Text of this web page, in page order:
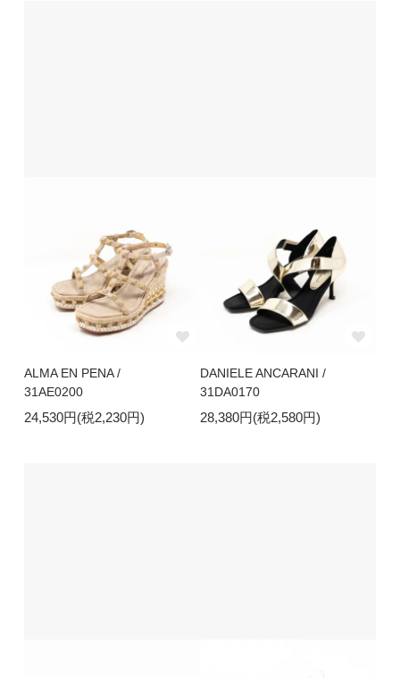
ALMA EN PENA /
31AE0200
24,530円(税2,230円)
DANIELE ANCARANI /
31DA0170
28,380円(税2,580円)